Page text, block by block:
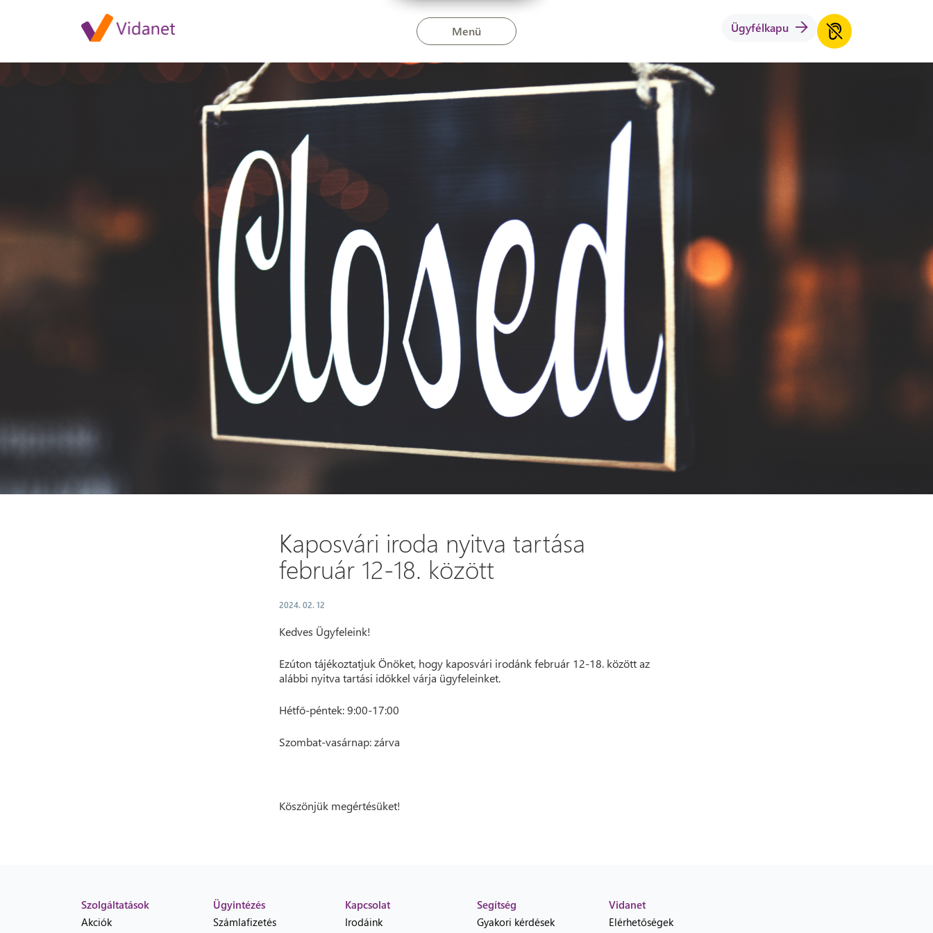
Menü Ügyfélkapu
Kaposvári iroda nyitva tartása február 12-18. között
Kaposvári iroda nyitva tartása
február 12-18. között
2024. 02. 12
Kedves Ügyfeleink!
Ezúton tájékoztatjuk Önöket, hogy kaposvári irodánk február 12-18. között az
alábbi nyitva tartási időkkel várja ügyfeleinket.
Hétfő-péntek: 9:00-17:00
Szombat-vasárnap: zárva
Köszönjük megértésüket!
Szolgáltatások
Akciók
Ügyintézés
Számlafizetés
Kapcsolat
Irodáink
Segítség
Gyakori kérdések
Vidanet
Elérhetőségek